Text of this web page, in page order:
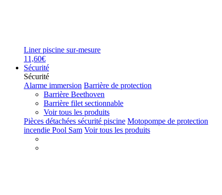
Liner piscine sur-mesure
11,60€
Sécurité
Sécurité
Alarme immersion Barrière de protection
Barrière Beethoven
Barrière filet sectionnable
Voir tous les produits
Pièces détachées sécurité piscine Motopompe de protection
incendie Pool Sam Voir tous les produits